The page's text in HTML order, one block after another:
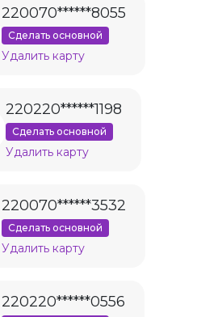
220070******8055
Сделать основной
Удалить карту
220220******1198
Сделать основной
Удалить карту
220070******3532
Сделать основной
Удалить карту
220220******0556